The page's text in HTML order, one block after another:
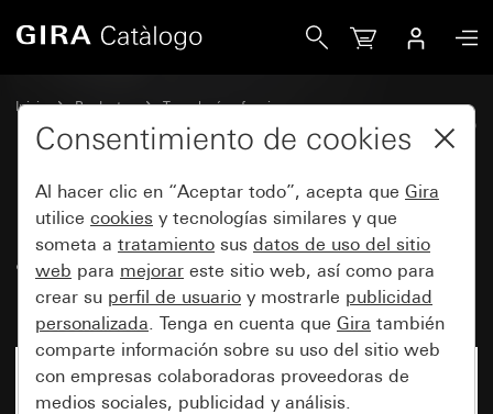
Inicio Productos
Tecnología y funciones
System 3000 DALI, otros elementos electrónicos
Gira System 3000
Regulador de temperatura
ambiente System 3000
Bluetooth System 55
Consentimiento de cookies
Al hacer clic en “Aceptar todo”, acepta que Gira
utilice cookies y tecnologías similares y que
someta a tratamiento sus datos de uso del sitio
web para mejorar este sitio web, así como para
crear su perfil de usuario y mostrarle publicidad
personalizada. Tenga en cuenta que Gira también
comparte información sobre su uso del sitio web
con empresas colaboradoras proveedoras de
medios sociales, publicidad y análisis.